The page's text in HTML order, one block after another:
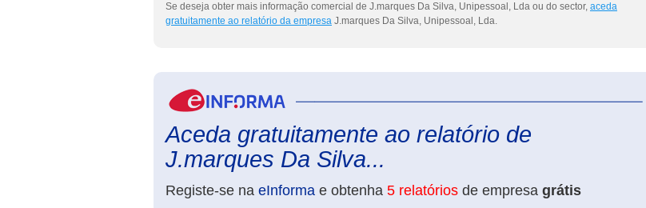
Se deseja obter mais informação comercial de J.marques Da Silva, Unipessoal, Lda ou do sector, aceda
gratuitamente ao relatório da empresa J.marques Da Silva, Unipessoal, Lda.
Aceda gratuitamente ao relatório de
J.marques Da Silva...
Registe-se na eInforma e obtenha 5 relatórios de empresa grátis